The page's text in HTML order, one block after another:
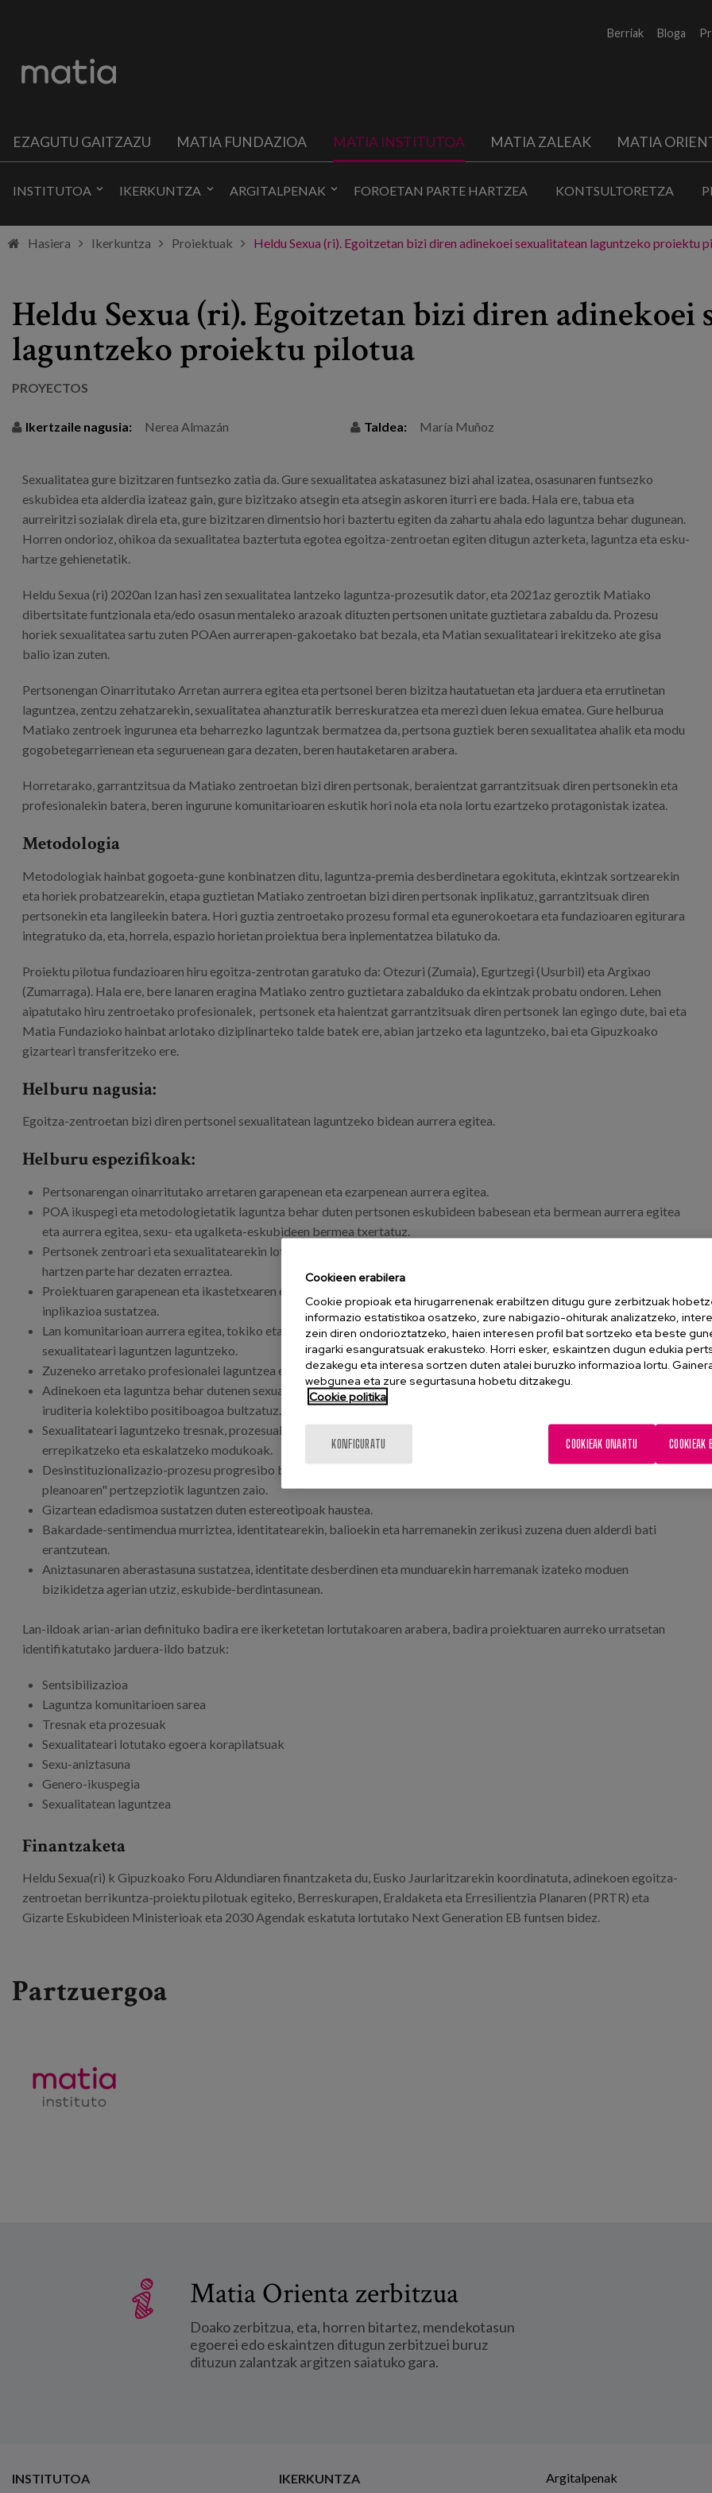
Berriak Bloga
EZAGUTU GAITZAZU MATIA FUNDAZIOA MATIA INSTITUTOA MATIA ZALEAK MATIA
INSTITUTOA IKERKUNTZA ARGITALPENAK FOROETAN PARTE HARTZEA KONTSULTORETZA
Hasiera Ikerkuntza Proiektuak Heldu Sexua (ri). Egoitzetan bizi diren adinekoei sexualitatean laguntzeko proiektu
Heldu Sexua (ri). Egoitzetan bizi diren adinekoei
laguntzeko proiektu pilotua
PROYECTOS
Ikertzaile nagusia: Nerea Almazán Taldea: María Muñoz
Sexualitatea gure bizitzaren funtsezko zatia da. Gure sexualitatea askatasunez bizi ahal izatea, osasunaren funtsezko
eskubidea eta alderdia izateaz gain, gure bizitzako atsegin eta atsegin askoren iturri ere bada. Hala ere, tabua eta
aurreiritzi sozialak direla eta, gure bizitzaren dimentsio hori baztertu egiten da zahartu ahala edo laguntza behar dugunean.
Horren ondorioz, ohikoa da sexualitatea baztertuta egotea egoitza-zentroetan egiten ditugun azterketa, laguntza eta esku-
hartze gehienetatik.
Heldu Sexua (ri) 2020an Izan hasi zen sexualitatea lantzeko laguntza-prozesutik dator, eta 2021az geroztik Matiako
dibertsitate funtzionala eta/edo osasun mentaleko arazoak dituzten pertsonen unitate guztietara zabaldu da. Prozesu
horiek sexualitatea sartu zuten POAen aurrerapen-gakoetako bat bezala, eta Matian sexualitateari irekitzeko ate gisa
balio izan zuten.
Pertsonengan Oinarritutako Arretan aurrera egitea eta pertsonei beren bizitza hautatuetan eta jarduera eta errutinetan
laguntzea, zentzu zehatzarekin, sexualitatea ahanzturatik berreskuratzea eta merezi duen lekua ematea. Gure helburua
Matiako zentroek ingurunea eta beharrezko laguntzak bermatzea da, pertsona guztiek beren sexualitatea ahalik eta modu
gogobetegarrienean eta seguruenean gara dezaten, beren hautaketaren arabera.
Horretarako, garrantzitsua da Matiako zentroetan bizi diren pertsonak, beraientzat garrantzitsuak diren pertsonekin eta
profesionalekin batera, beren ingurune komunitarioaren eskutik hori nola eta nola lortu ezartzeko protagonistak izatea.
Metodologia
Metodologiak hainbat gogoeta-gune konbinatzen ditu, laguntza-premia desberdinetara egokituta, ekintzak sortzearekin
eta horiek probatzearekin, etapa guztietan Matiako zentroetan bizi diren pertsonak inplikatuz, garrantzitsuak diren
pertsonekin eta langileekin batera. Hori guztia zentroetako prozesu formal eta egunerokoetara eta fundazioaren egiturara
integratuko da, eta, horrela, espazio horietan proiektua bera inplementatzea bilatuko da.
Proiektu pilotua fundazioaren hiru egoitza-zentrotan garatuko da: Otezuri (Zumaia), Egurtzegi (Usurbil) eta Argixao
(Zumarraga). Hala ere, bere lanaren eragina Matiako zentro guztietara zabalduko da ekintzak probatu ondoren. Lehen
aipatutako hiru zentroetako profesionalek, pertsonek eta haientzat garrantzitsuak diren pertsonek lan egingo dute, bai eta
Matia Fundazioko hainbat arlotako diziplinarteko talde batek ere, abian jartzeko eta laguntzeko, bai eta Gipuzkoako
gizarteari transferitzeko ere.
Helburu nagusia:
Egoitza-zentroetan bizi diren pertsonei sexualitatean laguntzeko bidean aurrera egitea.
Helburu espezifikoak:
Pertsonarengan oinarritutako arretaren garapenean eta ezarpenean aurrera egitea.
POA ikuspegi eta metodologietatik laguntza behar duten pertsonen eskubideen babesean eta bermean aurrera egitea
eta aurrera egitea, sexu- eta ugalketa-eskubideen bermea txertatuz.
Pertsonek zentroari eta sexualitatearekin lotutako beren bizitzei buruzko funtsezko alderdiak aztertzen eta erabakiak
hartzen parte har dezaten erraztea.
Proiektuaren garapenean eta ikastetxearen eguneroko bizitzan familien eta beste pertsona esanguratsu batzuen
inplikazioa sustatzea.
Lan komunitarioan aurrera egitea, tokiko eta probintziako inguruko beste eragile batzuekin sareak ehunduz,
sexualitateari laguntzen laguntzeko.
Zuzeneko arretako profesionalei laguntzea eta trebatzea, zentroetan bizi direnen sexualitateari laguntzeko.
Adinekoen eta laguntza behar dutenen sexualitateari buruzko aurreiritzi sozialei aurre egitea, sexualitateari buruzko
iruditeria kolektibo positiboagoa bultzatuz.
Sexualitateari laguntzeko tresnak, prozesuak eta ekintzak sortzea, adinekoentzako beste egoitza-zentro batzuetara
errepikatzeko eta eskalatzeko modukoak.
Desinstituzionalizazio-prozesu progresibo batean laguntzea. Prozesu horretan, pertsona bakoitzari "bizitza
pleanoaren" pertzepziotik laguntzen zaio.
Gizartean edadismoa sustatzen duten estereotipoak haustea.
Bakardade-sentimendua murriztea, identitatearekin, balioekin eta harremanekin zerikusi zuzena duen alderdi bati
erantzutean.
Aniztasunaren aberastasuna sustatzea, identitate desberdinen eta munduarekin harremanak izateko moduen
bizikidetza agerian utziz, eskubide-berdintasunean.
Lan-ildoak arian-arian definituko badira ere ikerketetan lortutakoaren arabera, badira proiektuaren aurreko urratsetan
identifikatutako jarduera-ildo batzuk:
Sentsibilizazioa
Laguntza komunitarioen sarea
Tresnak eta prozesuak
Sexualitateari lotutako egoera korapilatsuak
Sexu-aniztasuna
Genero-ikuspegia
Sexualitatean laguntzea
Finantzaketa
Heldu Sexua(ri) k Gipuzkoako Foru Aldundiaren finantzaketa du, Eusko Jaurlaritzarekin koordinatuta, adinekoen egoitza-
zentroetan berrikuntza-proiektu pilotuak egiteko, Berreskurapen, Eraldaketa eta Erresilientzia Planaren (PRTR) eta
Gizarte Eskubideen Ministerioak eta 2030 Agendak eskatuta lortutako Next Generation EB funtsen bidez.
Partzuergoa
Matia Orienta zerbitzua
Doako zerbitzua, eta, horren bitartez, mendekotasun
egoerei edo eskaintzen ditugun zerbitzuei buruz
dituzun zalantzak argitzen saiatuko gara.
INSTITUTOA IKERKUNTZA
Argitalpenak
Cookieen erabilera
Cookie propioak eta hirugarrenenak erabiltzen ditugu gure zerbitzuak
informazio estatistikoa osatzeko, zure nabigazio-ohiturak analizatzeko,
zein diren ondorioztatzeko, haien interesen profil bat sortzeko eta beste
iragarki esanguratsuak erakusteko. Horri esker, eskaintzen dugun edukia
dezakegu eta interesa sortzen duten atalei buruzko informazioa lortu.
webgunea eta zure segurtasuna hobetu ditzakegu.
Cookie politika
KONFIGURATU COOKIEAK
COOKIEAK ONARTU